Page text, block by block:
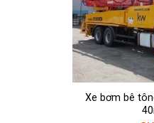
Xe bơm bê